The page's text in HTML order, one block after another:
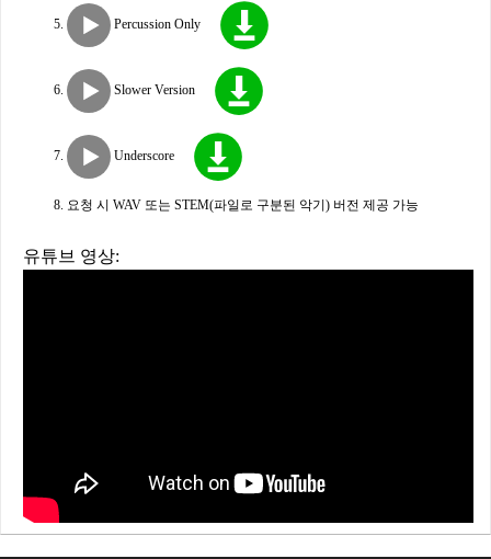
Percussion Only
Slower Version
Underscore
요청 시 WAV 또는 STEM(파일로 구분된 악기) 버전 제공 가능
유튜브 영상: